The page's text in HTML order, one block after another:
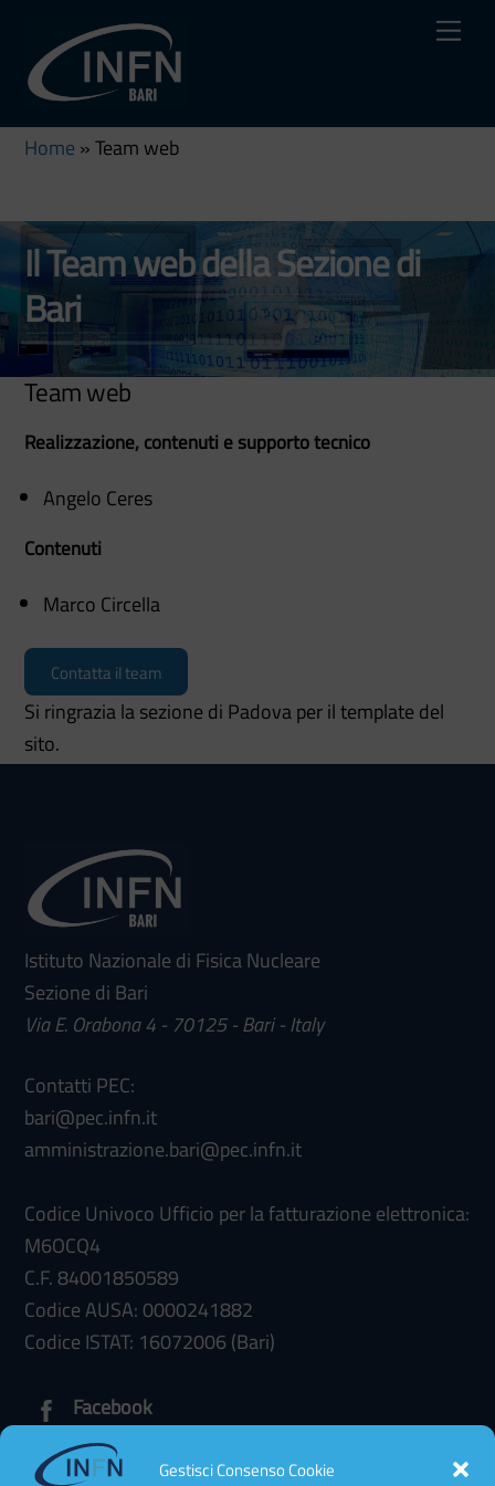
Gestisci Consenso Cookie
content
Home »Team web
Il Team web della Sezione di
Bari
Team web
Realizzazione, contenuti e supporto tecnico
Angelo Ceres
Contenuti
Marco Circella
Contatta il team
Si ringrazia la sezione di Padova per il template del
sito.
Istituto Nazionale di Fisica Nucleare
Sezione di Bari
Via E. Orabona 4 - 70125 - Bari - Italy
Contatti PEC:
bari@pec.infn.it
amministrazione.bari@pec.infn.it
Codice Univoco Ufficio per la fatturazione elettronica:
M6OCQ4
C.F. 84001850589
Codice AUSA: 0000241882
Codice ISTAT: 16072006 (Bari)
Facebook